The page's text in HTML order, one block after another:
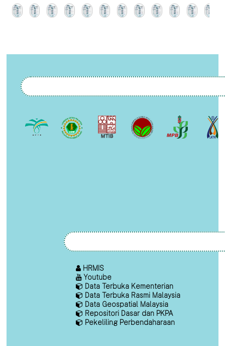
HRMIS
Youtube
Data Terbuka Kementerian
Data Terbuka Rasmi Malaysia
Data Geospatial Malaysia
Repositori Dasar dan PKPA
Pekeliling Perbendaharaan